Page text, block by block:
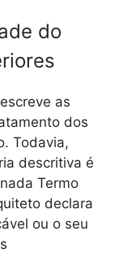
do
as
dos
Todavia,
descritiva é
Termo
declara
ou o seu